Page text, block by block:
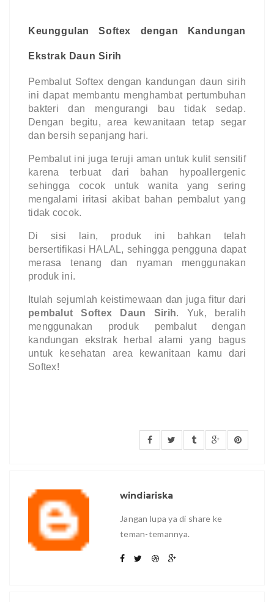
Keunggulan Softex dengan Kandungan
Ekstrak Daun Sirih
Pembalut Softex dengan kandungan daun sirih
ini dapat membantu menghambat pertumbuhan
bakteri dan mengurangi bau tidak sedap.
Dengan begitu, area kewanitaan tetap segar
dan bersih sepanjang hari.
Pembalut ini juga teruji aman untuk kulit sensitif
karena terbuat dari bahan hypoallergenic
sehingga cocok untuk wanita yang sering
mengalami iritasi akibat bahan pembalut yang
tidak cocok.
Di sisi lain, produk ini bahkan telah
bersertifikasi HALAL, sehingga pengguna dapat
merasa tenang dan nyaman menggunakan
produk ini.
Itulah sejumlah keistimewaan dan juga fitur dari
pembalut Softex Daun Sirih. Yuk, beralih
menggunakan produk pembalut dengan
kandungan ekstrak herbal alami yang bagus
untuk kesehatan area kewanitaan kamu dari
Softex!
windiariska
Jangan lupa ya di share ke
teman-temannya.